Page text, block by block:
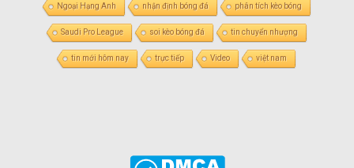
Ngoại Hạng Anh nhận định bóng đá phân tích kèo bóng
Saudi Pro League soi kèo bóng đá tin chuyển nhượng
tin mới hôm nay trực tiếp Video việt nam